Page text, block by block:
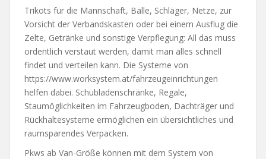
Trikots für die Mannschaft, Bälle, Schläger, Netze, zur
Vorsicht der Verbandskasten oder bei einem Ausflug die
Zelte, Getränke und sonstige Verpflegung: All das muss
ordentlich verstaut werden, damit man alles schnell
findet und verteilen kann. Die Systeme von
https://www.worksystem.at/fahrzeugeinrichtungen
helfen dabei. Schubladenschränke, Regale,
Staumöglichkeiten im Fahrzeugboden, Dachträger und
Rückhaltesysteme ermöglichen ein übersichtliches und
raumsparendes Verpacken.
Pkws ab Van-Größe können mit dem System von